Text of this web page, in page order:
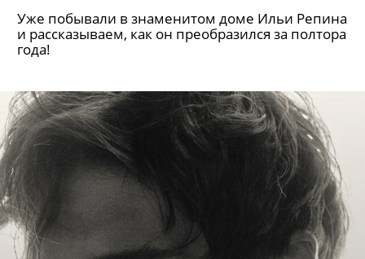
Уже побывали в знаменитом доме Ильи Репина
и рассказываем, как он преобразился за полтора
года!